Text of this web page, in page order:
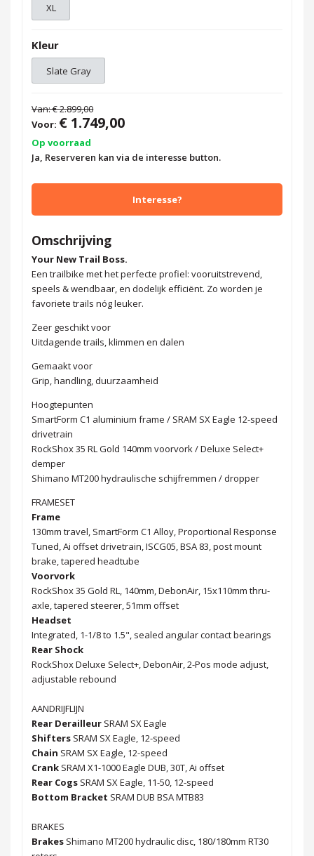
XL
Kleur
Slate Gray
Van:€ 2.899,00
Voor: € 1.749,00
Op voorraad
Ja, Reserveren kan via de interesse button.
Interesse?
Omschrijving
Your New Trail Boss.
Een trailbike met het perfecte profiel: vooruitstrevend,
speels & wendbaar, en dodelijk efficiënt. Zo worden je
favoriete trails nóg leuker.
Zeer geschikt voor
Uitdagende trails, klimmen en dalen
Gemaakt voor
Grip, handling, duurzaamheid
Hoogtepunten
SmartForm C1 aluminium frame / SRAM SX Eagle 12-speed
drivetrain
RockShox 35 RL Gold 140mm voorvork / Deluxe Select+
demper
Shimano MT200 hydraulische schijfremmen / dropper
FRAMESET
Frame
130mm travel, SmartForm C1 Alloy, Proportional Response
Tuned, Ai offset drivetrain, ISCG05, BSA 83, post mount
brake, tapered headtube
Voorvork
RockShox 35 Gold RL, 140mm, DebonAir, 15x110mm thru-
axle, tapered steerer, 51mm offset
Headset
Integrated, 1-1/8 to 1.5", sealed angular contact bearings
Rear Shock
RockShox Deluxe Select+, DebonAir, 2-Pos mode adjust,
adjustable rebound
AANDRIJFLIJN
Rear Derailleur SRAM SX Eagle
Shifters SRAM SX Eagle, 12-speed
Chain SRAM SX Eagle, 12-speed
Crank SRAM X1-1000 Eagle DUB, 30T, Ai offset
Rear Cogs SRAM SX Eagle, 11-50, 12-speed
Bottom Bracket SRAM DUB BSA MTB83
BRAKES
Brakes Shimano MT200 hydraulic disc, 180/180mm RT30